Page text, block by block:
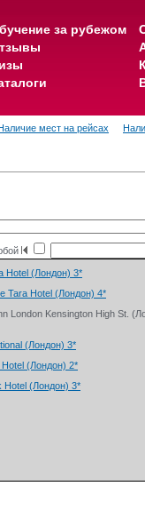
за рубежом
мест на рейсах
Hotel (Лондон) 3*
Tara Hotel (Лондон) 4*
London Kensington High St.
(Лондон) 3*
(Лондон) 2*
Hotel (Лондон) 3*